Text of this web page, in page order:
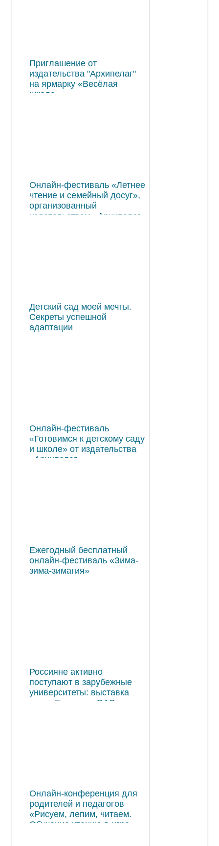
Приглашение от
издательства "Архипелаг"
на ярмарку «Весёлая
школа»
Онлайн-фестиваль «Летнее
чтение и семейный досуг»,
организованный
издательством «Архипелаг»
Детский сад моей мечты.
Секреты успешной
адаптации
Онлайн-фестиваль
«Готовимся к детскому саду
и школе» от издательства
«Архипелаг»
Ежегодный бесплатный
онлайн-фестиваль «Зима-
зима-зимагия»
Россияне активно
поступают в зарубежные
университеты: выставка
вузов Европы и ОАЭ
Онлайн-конференция для
родителей и педагогов
«Рисуем, лепим, читаем.
Обучение чтению в игре»